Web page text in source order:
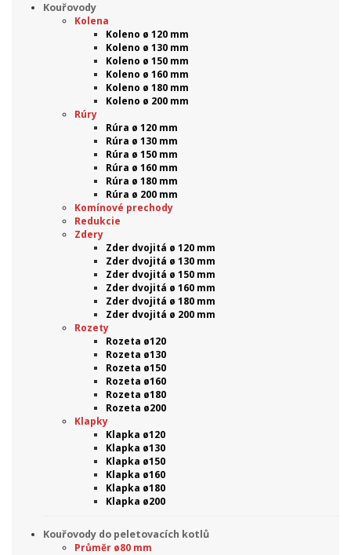
Kouřovody
Kolena
Koleno ø 120 mm
Koleno ø 130 mm
Koleno ø 150 mm
Koleno ø 160 mm
Koleno ø 180 mm
Koleno ø 200 mm
Rúry
Rúra ø 120 mm
Rúra ø 130 mm
Rúra ø 150 mm
Rúra ø 160 mm
Rúra ø 180 mm
Rúra ø 200 mm
Komínové prechody
Redukcie
Zdery
Zder dvojitá ø 120 mm
Zder dvojitá ø 130 mm
Zder dvojitá ø 150 mm
Zder dvojitá ø 160 mm
Zder dvojitá ø 180 mm
Zder dvojitá ø 200 mm
Rozety
Rozeta ø120
Rozeta ø130
Rozeta ø150
Rozeta ø160
Rozeta ø180
Rozeta ø200
Klapky
Klapka ø120
Klapka ø130
Klapka ø150
Klapka ø160
Klapka ø180
Klapka ø200
Kouřovody do peletovacích kotlů
Průměr ø80 mm